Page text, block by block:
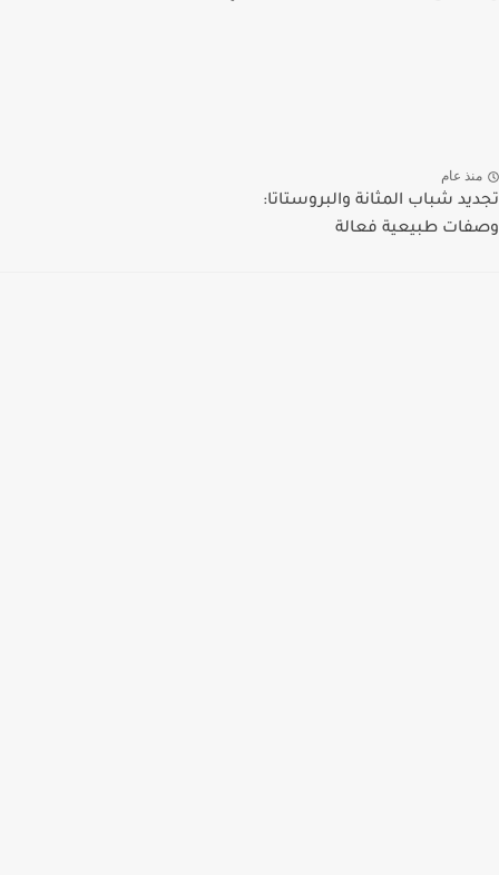
منذ عام
تجديد شباب المثانة والبروستاتا:
وصفات طبيعية فعالة